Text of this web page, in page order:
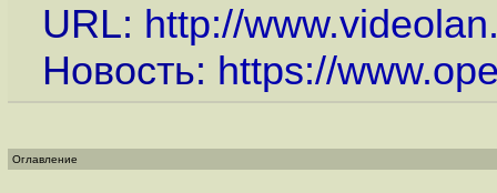
URL: http://
Новость: https://
Оглавление